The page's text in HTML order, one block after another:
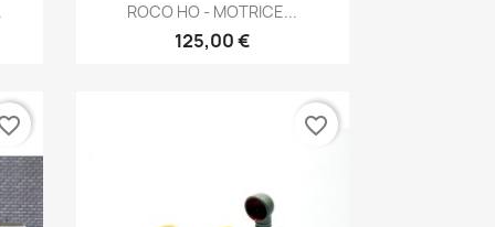
Aperçu rapide
ROCO HO - MOTRICE...
125,00 €
favorite_border